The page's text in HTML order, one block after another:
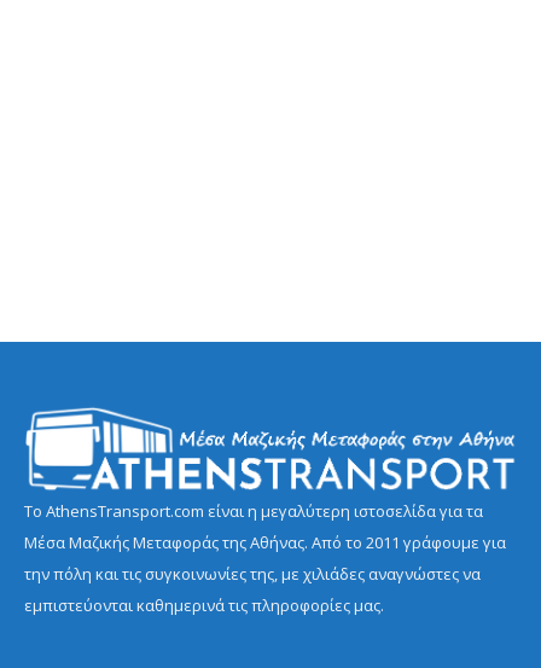
Το AthensTransport.com είναι η μεγαλύτερη ιστοσελίδα για τα
Μέσα Μαζικής Μεταφοράς της Αθήνας. Από το 2011 γράφουμε για
την πόλη και τις συγκοινωνίες της, με χιλιάδες αναγνώστες να
εμπιστεύονται καθημερινά τις πληροφορίες μας.